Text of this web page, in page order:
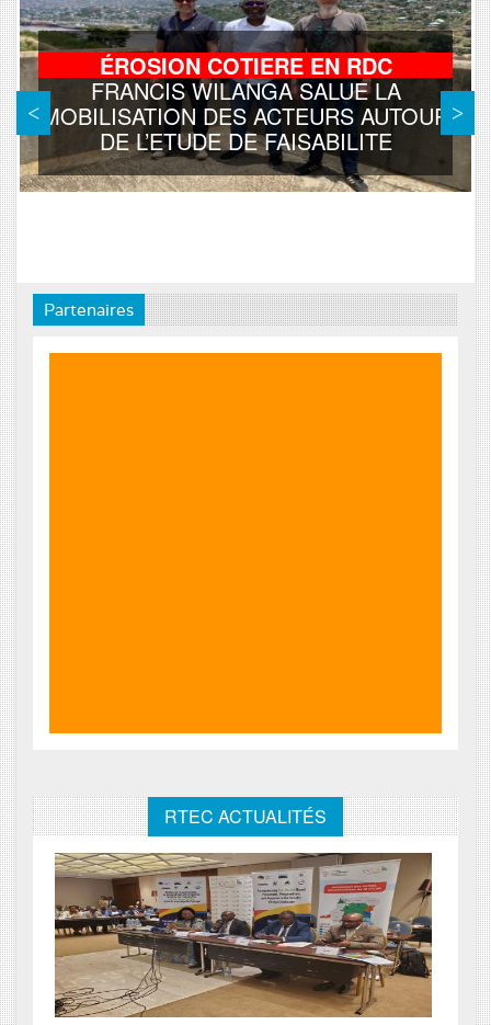
ÉROSION COTIERE EN RDC
FRANCIS WILANGA SALUE LA
MOBILISATION DES ACTEURS AUTOUR
DE L’ETUDE DE FAISABILITE
Partenaires
RTEC ACTUALITÉS